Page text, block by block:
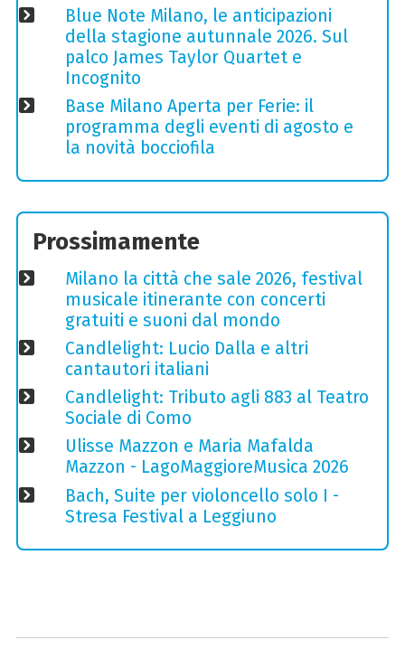
Blue Note Milano, le anticipazioni
della stagione autunnale 2026. Sul
palco James Taylor Quartet e
Incognito
Base Milano Aperta per Ferie: il
programma degli eventi di agosto e
la novità bocciofila
Prossimamente
Milano la città che sale 2026, festival
musicale itinerante con concerti
gratuiti e suoni dal mondo
Candlelight: Lucio Dalla e altri
cantautori italiani
Candlelight: Tributo agli 883 al Teatro
Sociale di Como
Ulisse Mazzon e Maria Mafalda
Mazzon - LagoMaggioreMusica 2026
Bach, Suite per violoncello solo I -
Stresa Festival a Leggiuno